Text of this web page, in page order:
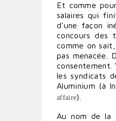
Et comme
salaires qui
d'une façon
concours des
comme on
pas menacée.
les syndicats
Aluminium (à
affaire).
Au nom de la